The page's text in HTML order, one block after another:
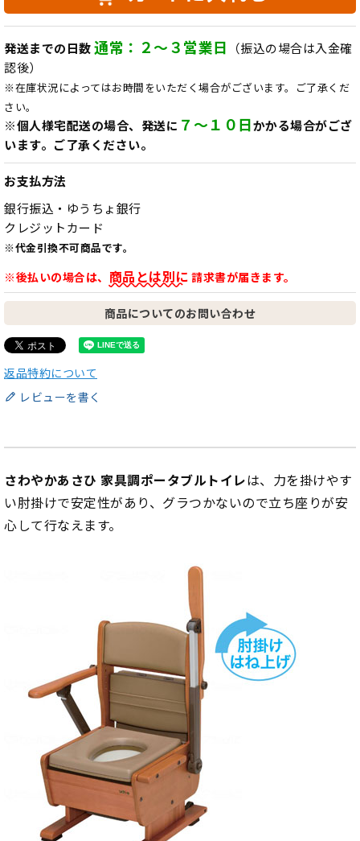
発送までの日数通常：２～３営業日
（振込の場合は入金確
認後）
※在庫状況によってはお時間をいただく場合がございます。ご了承くだ
さい。
※個人様宅配送の場合、発送に ７～１０日かかる場合がござ
います。ご了承ください。
お支払方法
銀行振込・ゆうちょ銀行
クレジットカード
※代金引換不可商品です。
※後払いの場合は、 商品とは別に 請求書が届きます。
商品についてのお問い合わせ
返品特約について
レビューを書く
さわやかあさひ 家具調ポータブルトイレは、力を掛けやす
い肘掛けで安定性があり、グラつかないので立ち座りが安
心して行なえます。